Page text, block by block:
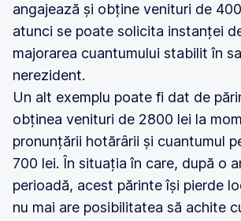
angajează și obține venituri de
atunci se poate solicita instanței
majorarea cuantumului stabilit în
nerezident.
Un alt exemplu poate fi dat de
obținea venituri de 2800 lei la
pronunțării hotărârii și cuantumul
700 lei. În situația în care, după o
perioadă, acest părinte își pierde
nu mai are posibilitatea să achite